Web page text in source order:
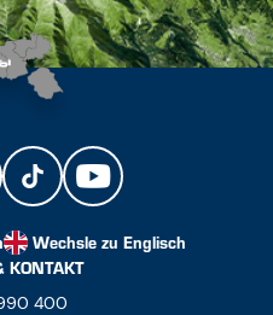
Wechsle zu Englisch
KONTAKT
400